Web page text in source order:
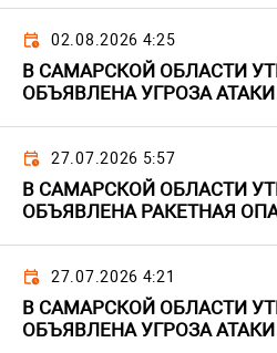
02.08.2026 4:25
В САМАРСКОЙ ОБЛАСТИ
ОБЪЯВЛЕНА УГРОЗА
27.07.2026 5:57
В САМАРСКОЙ ОБЛАСТИ
ОБЪЯВЛЕНА РАКЕТНАЯ
27.07.2026 4:21
В САМАРСКОЙ ОБЛАСТИ
ОБЪЯВЛЕНА УГРОЗА